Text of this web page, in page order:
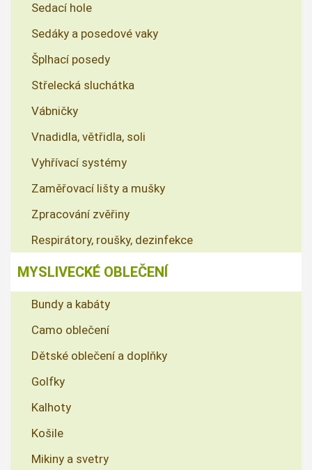
Sedací hole
Sedáky a posedové vaky
Šplhací posedy
Střelecká sluchátka
Vábničky
Vnadidla, větřidla, soli
Vyhřívací systémy
Zaměřovací lišty a mušky
Zpracování zvěřiny
Respirátory, roušky, dezinfekce
MYSLIVECKÉ OBLEČENÍ
Bundy a kabáty
Camo oblečení
Dětské oblečení a doplňky
Golfky
Kalhoty
Košile
Mikiny a svetry